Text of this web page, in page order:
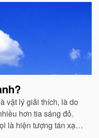
vật lý giải thích, là do
hơn tia sáng đỏ.
là hiện tượng tán xạ -